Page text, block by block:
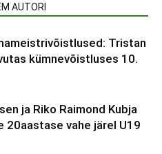
AUTORI
Tristan
kümnevõistluses 10.
ja Riko Raimond Kubja
20aastase vahe järel U19